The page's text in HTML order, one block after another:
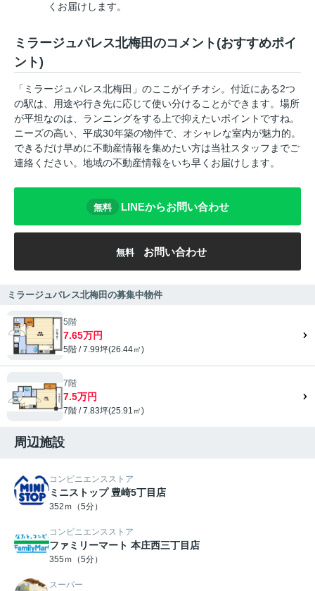
くお届けします。
ミラージュパレス北梅田のコメント(おすすめポイ
ント)
「ミラージュパレス北梅田」のここがイチオシ。付近にある2つ
の駅は、用途や行き先に応じて使い分けることができます。場所
が平坦なのは、ランニングをする上で抑えたいポイントですね。
ニーズの高い、平成30年築の物件で、オシャレな室内が魅力的。
できるだけ早めに不動産情報を集めたい方は当社スタッフまでご
連絡ください。地域の不動産情報をいち早くお届けします。
無料 LINEからお問い合わせ
無料 お問い合わせ
ミラージュパレス北梅田の募集中物件
5階
7.65万円
5階 / 7.99坪(26.44㎡)
7階
7.5万円
7階 / 7.83坪(25.91㎡)
周辺施設
コンビニエンスストア
ミニストップ 豊崎5丁目店
352ｍ（5分）
コンビニエンスストア
ファミリーマート 本庄西三丁目店
355ｍ（5分）
スーパー